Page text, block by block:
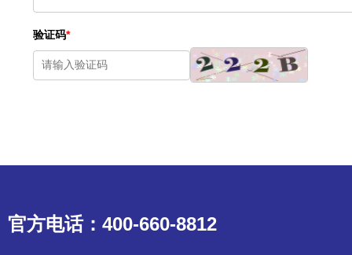
验证码*
官方电话：400-660-8812